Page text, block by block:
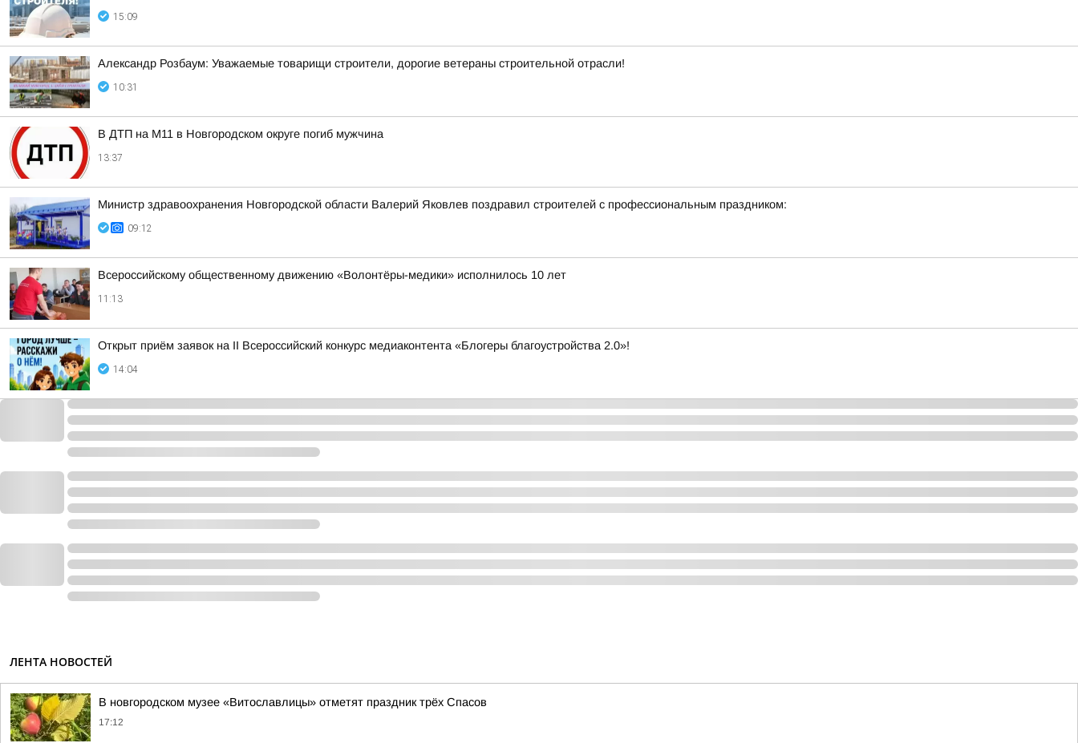
15:09
Александр Розбаум: Уважаемые товарищи строители, дорогие ветераны строительной отрасли!
10:31
В ДТП на М11 в Новгородском округе погиб мужчина
13:37
Министр здравоохранения Новгородской области Валерий Яковлев поздравил строителей с профессиональным праздником:
09:12
Всероссийскому общественному движению «Волонтёры-медики» исполнилось 10 лет
11:13
Открыт приём заявок на II Всероссийский конкурс медиаконтента «Блогеры благоустройства 2.0»!
14:04
ЛЕНТА НОВОСТЕЙ
В новгородском музее «Витославлицы» отметят праздник трёх Спасов
17:12